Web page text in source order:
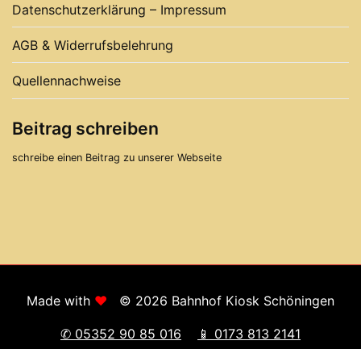
Datenschutzerklärung – Impressum
AGB & Widerrufsbelehrung
Quellennachweise
Beitrag schreiben
schreibe einen Beitrag zu unserer Webseite
Made with ♥ © 2026 Bahnhof Kiosk Schöningen
✆ 05352 90 85 016 📱 0173 813 2141